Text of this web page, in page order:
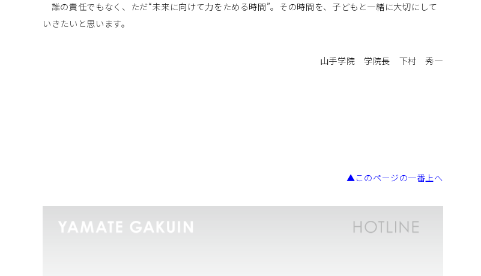
誰の責任でもなく、ただ“未来に向けて力をためる時間”。その時間を、子どもと一緒に大切にして
いきたいと思います。
山手学院 学院長 下村 秀一
▲このページの一番上へ